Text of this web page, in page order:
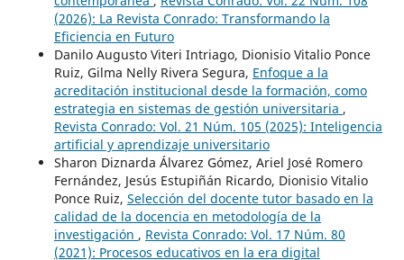
(2026): La Revista Conrado: Transformando la
Eficiencia en Futuro
Danilo Augusto Viteri Intriago, Dionisio Vitalio Ponce
Ruiz, Gilma Nelly Rivera Segura, Enfoque a la
acreditación institucional desde la formación, como
estrategia en sistemas de gestión universitaria ,
Revista Conrado: Vol. 21 Núm. 105 (2025): Inteligencia
artificial y aprendizaje universitario
Sharon Diznarda Álvarez Gómez, Ariel José Romero
Fernández, Jesús Estupiñán Ricardo, Dionisio Vitalio
Ponce Ruiz, Selección del docente tutor basado en la
calidad de la docencia en metodología de la
investigación , Revista Conrado: Vol. 17 Núm. 80
(2021): Procesos educativos en la era digital